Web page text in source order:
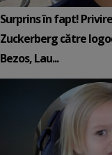
Surprins în fapt!
Zuckerberg către
Bezos, Lau...